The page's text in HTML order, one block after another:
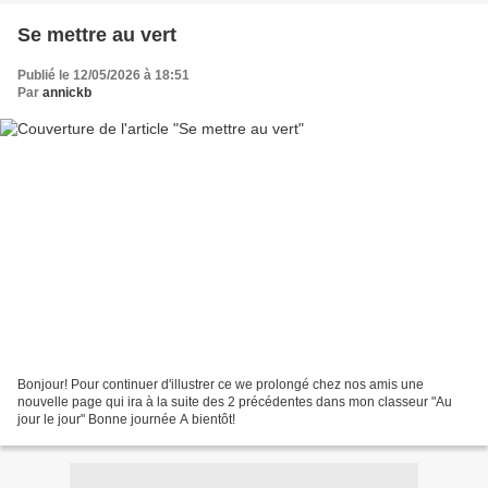
Se mettre au vert
Publié le 12/05/2026 à 18:51
Par annickb
Bonjour! Pour continuer d'illustrer ce we prolongé chez nos amis une
nouvelle page qui ira à la suite des 2 précédentes dans mon classeur "Au
jour le jour" Bonne journée A bientôt!